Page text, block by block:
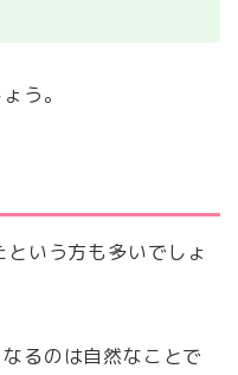
う。
いう方も多いでしょ
るのは自然なことで